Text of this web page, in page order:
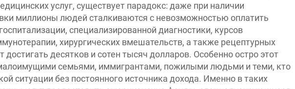
услуг, существует парадокс: даже при наличии
миллионы людей сталкиваются с невозможностью оплатить
специализированной диагностики, курсов
хирургических вмешательств, а также рецептурных
десятков и сотен тысяч долларов. Особенно остро этот
семьями, иммигрантами, пожилыми людьми и теми, кто
ситуации без постоянного источника дохода. Именно в таких